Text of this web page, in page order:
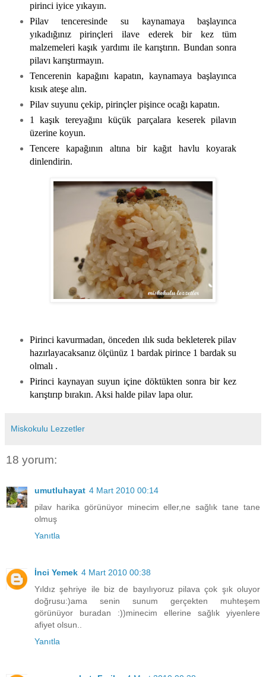
pirinci iyice yıkayın.
Pilav tenceresinde su kaynamaya başlayınca
yıkadığınız pirinçleri ilave ederek bir kez tüm
malzemeleri kaşık yardımı ile karıştırın. Bundan sonra
pilavı karıştırmayın.
Tencerenin kapağını kapatın, kaynamaya başlayınca
kısık ateşe alın.
Pilav suyunu çekip, pirinçler pişince ocağı kapatın.
1 kaşık tereyağını küçük parçalara keserek pilavın
üzerine koyun.
Tencere kapağının altına bir kağıt havlu koyarak
dinlendirin.
Pirinci kavurmadan, önceden ılık suda bekleterek pilav
hazırlayacaksanız ölçünüz 1 bardak pirince 1 bardak su
olmalı .
Pirinci kaynayan suyun içine döktükten sonra bir kez
karıştırıp bırakın. Aksi halde pilav lapa olur.
Miskokulu Lezzetler
18 yorum:
umutluhayat 4 Mart 2010 00:14
pilav harika görünüyor minecim eller,ne sağlık tane tane
olmuş
Yanıtla
İnci Yemek 4 Mart 2010 00:38
Yıldız şehriye ile biz de bayılıyoruz pilava çok şık oluyor
doğrusu:)ama senin sunum gerçekten muhteşem
görünüyor buradan :))minecim ellerine sağlık yiyenlere
afiyet olsun..
Yanıtla